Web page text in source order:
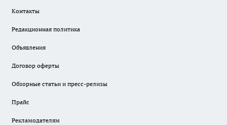
Контакты
Редакционная политика
Объявления
Договор оферты
Обзорные статьи и пресс-релизы
Прайс
Рекламодателям